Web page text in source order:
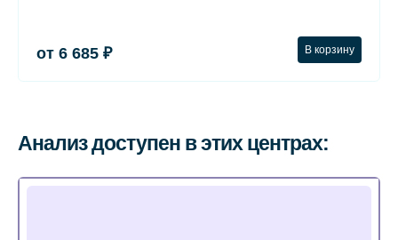
от 6 685 ₽ В корзину
Анализ доступен в этих центрах: